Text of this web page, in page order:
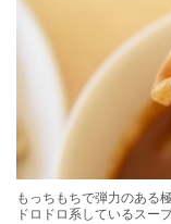
もっちもちで弾力のある
ドロドロ系しているスープ